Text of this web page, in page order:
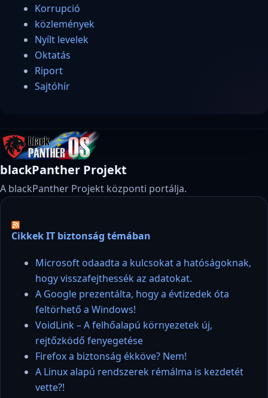
Korrupció
közlemények
Nyílt levelek
Oktatás
Riport
Sajtóhír
blackPanther Projekt
A blackPanther Projekt központi portálja.
Cikkek IT biztonság témában
Microsoft odaadta a kulcsokat a hatóságoknak,
hogy visszafejthessék az adatokat.
A Google prezentálta, hogy a évtizedek óta
feltörhető a Windows!
VoidLink – A felhőalapú környezetek új,
rejtőzködő fenyegetése
Firefox a biztonság ékköve? Nem!
A Linux alapú rendszerek rémálma is kezdetét
vette?!